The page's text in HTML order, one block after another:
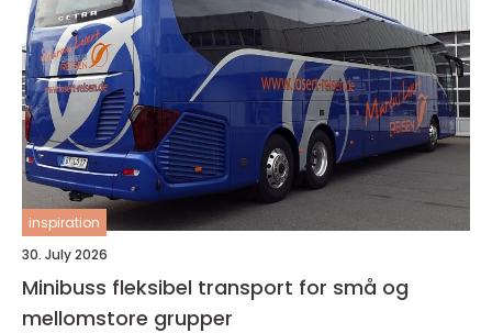
inspiration
30. July 2026
Minibuss fleksibel transport for små og
mellomstore grupper